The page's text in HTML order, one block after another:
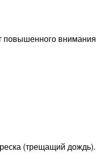
повышенного
(трещащий дождь).